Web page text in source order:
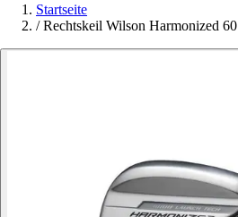
Startseite
/ Rechtskeil Wilson Harmonized 60